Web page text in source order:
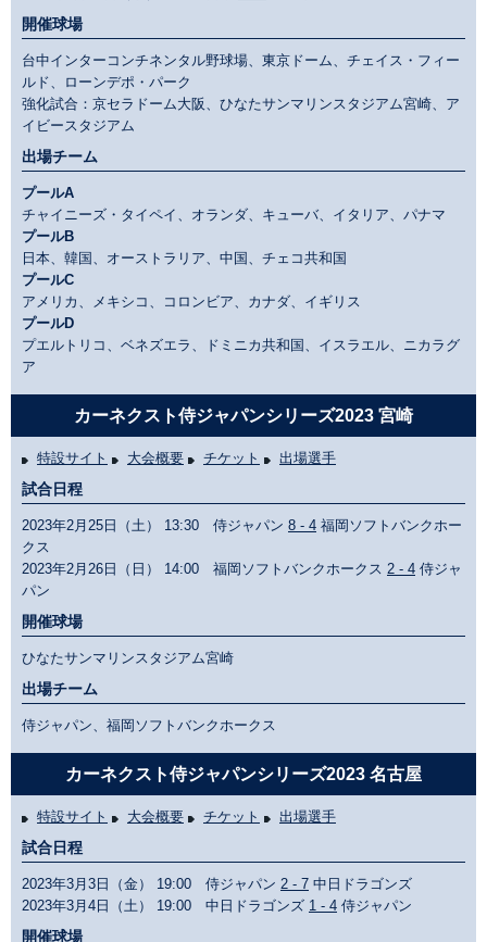
開催球場
台中インターコンチネンタル野球場、東京ドーム、チェイス・フィー
ルド、ローンデポ・パーク
強化試合：京セラドーム大阪、ひなたサンマリンスタジアム宮崎、ア
イビースタジアム
出場チーム
プールA
チャイニーズ・タイペイ、オランダ、キューバ、イタリア、パナマ
プールB
日本、韓国、オーストラリア、中国、チェコ共和国
プールC
アメリカ、メキシコ、コロンビア、カナダ、イギリス
プールD
プエルトリコ、ベネズエラ、ドミニカ共和国、イスラエル、ニカラグ
ア
カーネクスト侍ジャパンシリーズ2023 宮崎
特設サイト 大会概要 チケット 出場選手
試合日程
2023年2月25日（土） 13:30 侍ジャパン 8 - 4 福岡ソフトバンクホー
クス
2023年2月26日（日） 14:00 福岡ソフトバンクホークス 2 - 4 侍ジャ
パン
開催球場
ひなたサンマリンスタジアム宮崎
出場チーム
侍ジャパン、福岡ソフトバンクホークス
カーネクスト侍ジャパンシリーズ2023 名古屋
特設サイト 大会概要 チケット 出場選手
試合日程
2023年3月3日（金） 19:00 侍ジャパン 2 - 7 中日ドラゴンズ
2023年3月4日（土） 19:00 中日ドラゴンズ 1 - 4 侍ジャパン
開催球場